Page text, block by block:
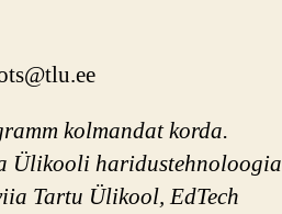
kolmandat korda.
Ülikooli haridustehnoloogia
Tartu Ülikool, EdTech